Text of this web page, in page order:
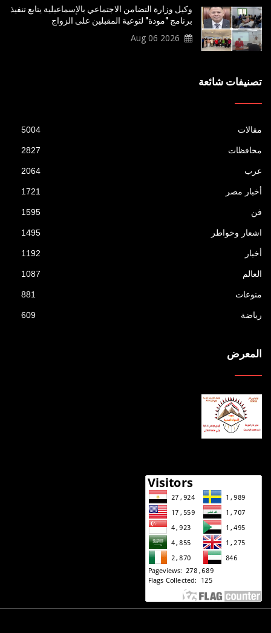
وكيل وزارة التضامن الاجتماعي بالإسماعيلية يتابع تنفيذ
برنامج "مودة" لتوعية المقبلين على الزواج
2026 Aug 06
تصنيفات شائعة
مقالات 5004
محافظات 2827
عرب 2064
أخبار مصر 1721
فن 1595
اشعار وخواطر 1495
أخبار 1192
العالم 1087
منوعات 881
رياضة 609
المعرض